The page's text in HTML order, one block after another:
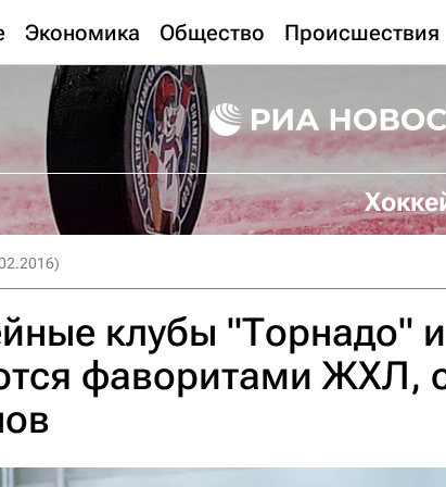
Экономика Общество Происшествия
клубы "Торнадо"
фаворитами ЖХЛ,